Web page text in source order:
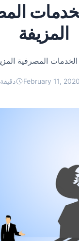
المزيفة
المصرفية
February 11, 2020 دقيقة